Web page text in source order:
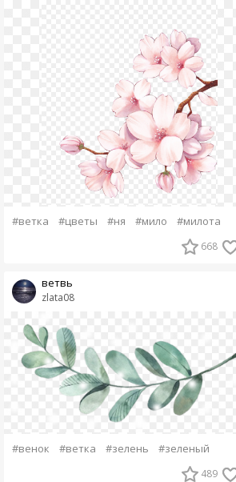
#ветка #цветы #ня #мило #милота
668
zlata08
ветвь
#венок #ветка #зелень #зеленый
489